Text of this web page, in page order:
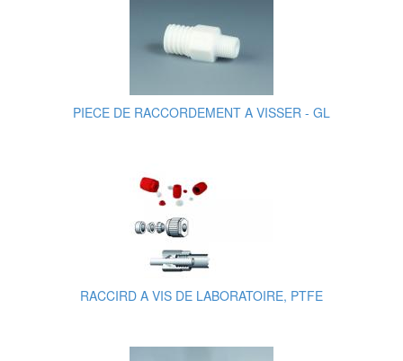
PIECE DE RACCORDEMENT A VISSER - GL
RACCIRD A VIS DE LABORATOIRE, PTFE